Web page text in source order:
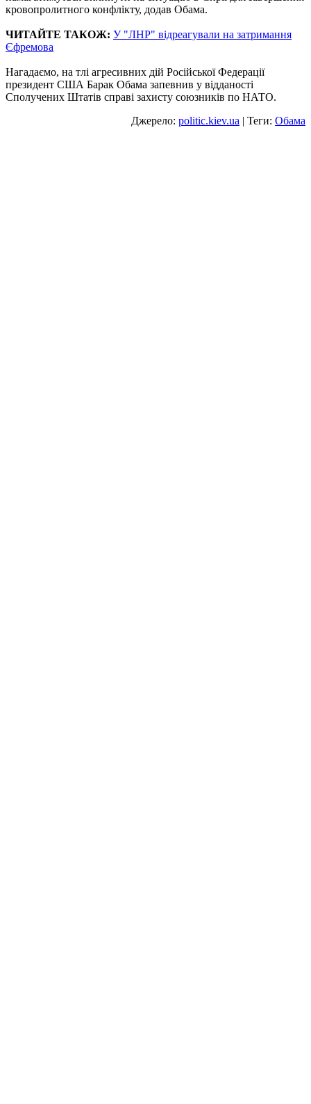
кровопролитного конфлікту, додав Обама.
ЧИТАЙТЕ ТАКОЖ: У "ЛНР" відреагували на затримання
Єфремова
Нагадаємо, на тлі агресивних дій Російської Федерації
президент США Барак Обама запевнив у відданості
Сполучених Штатів справі захисту союзників по НАТО.
Джерело: politic.kiev.ua | Теги: Обама